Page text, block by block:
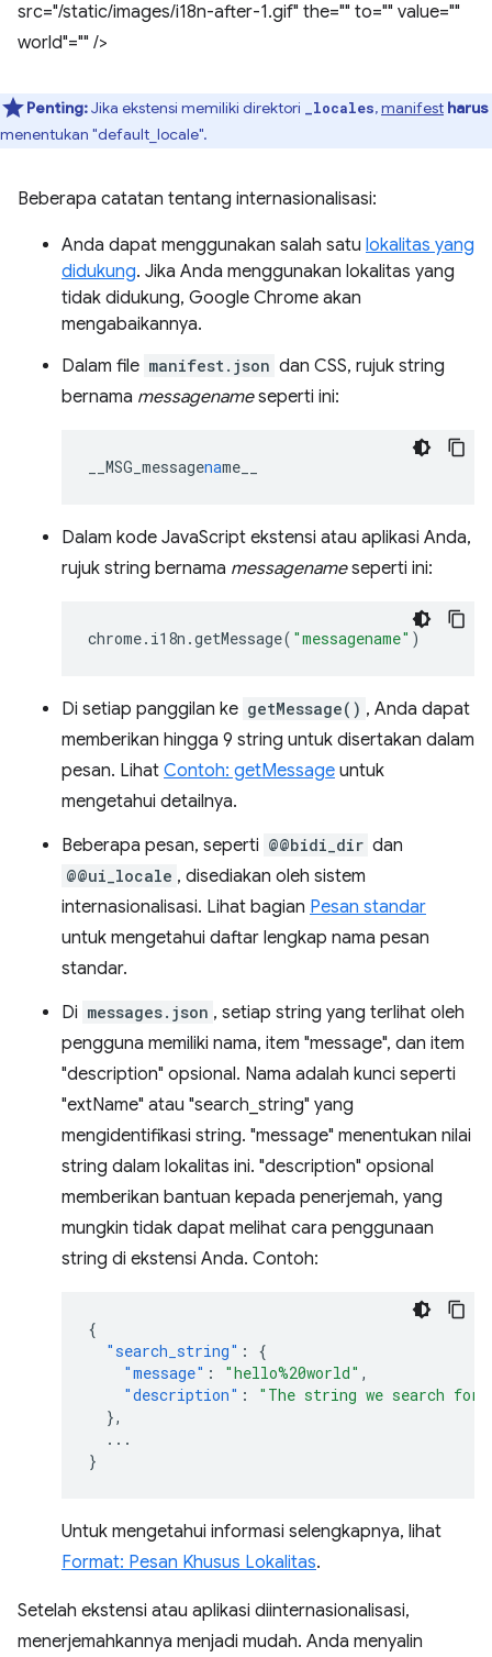
src="/static/images/i18n-after-1.gif" the="" to="" value=""
world"="" />
Penting:Jika ekstensi memiliki direktori _locales,manifest harus
menentukan "default_locale".
Beberapa catatan tentang internasionalisasi:
Anda dapat menggunakan salah satu lokalitas yang
didukung. Jika Anda menggunakan lokalitas yang
tidak didukung, Google Chrome akan
mengabaikannya.
Dalam file manifest.json dan CSS, rujuk string
bernama messagenameseperti ini:
__MSG_messagename__
Dalam kode JavaScript ekstensi atau aplikasi Anda,
rujuk string bernama messagenameseperti ini:
chrome. i18n .getMessage( "messagename" )
Di setiap panggilan ke getMessage() , Anda dapat
memberikan hingga 9 string untuk disertakan dalam
pesan. Lihat Contoh: getMessage untuk
mengetahui detailnya.
Beberapa pesan, seperti @@bidi_dir dan
@@ui_locale , disediakan oleh sistem
internasionalisasi. Lihat bagian Pesan standar
untuk mengetahui daftar lengkap nama pesan
standar.
Di messages.json , setiap string yang terlihat oleh
pengguna memiliki nama, item "message", dan item
"description" opsional. Nama adalah kunci seperti
"extName" atau "search_string" yang
mengidentifikasi string. "message" menentukan nilai
string dalam lokalitas ini. "description" opsional
memberikan bantuan kepada penerjemah, yang
mungkin tidak dapat melihat cara penggunaan
string di ekstensi Anda. Contoh:
{
"search_string" :
{
"message" : "hello%20world" ,
"description" :
"The string we search for.
},
...
}
Untuk mengetahui informasi selengkapnya, lihat
Format: Pesan Khusus Lokalitas.
Setelah ekstensi atau aplikasi diinternasionalisasi,
menerjemahkannya menjadi mudah. Anda menyalin